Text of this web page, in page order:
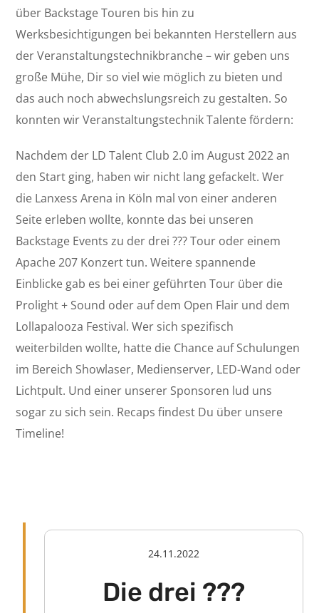
über Backstage Touren bis hin zu
Werksbesichtigungen bei bekannten Herstellern aus
der Veranstaltungstechnikbranche – wir geben uns
große Mühe, Dir so viel wie möglich zu bieten und
das auch noch abwechslungsreich zu gestalten. So
konnten wir Veranstaltungstechnik Talente fördern:
Nachdem der LD Talent Club 2.0 im August 2022 an
den Start ging, haben wir nicht lang gefackelt. Wer
die Lanxess Arena in Köln mal von einer anderen
Seite erleben wollte, konnte das bei unseren
Backstage Events zu der drei ??? Tour oder einem
Apache 207 Konzert tun. Weitere spannende
Einblicke gab es bei einer geführten Tour über die
Prolight + Sound oder auf dem Open Flair und dem
Lollapalooza Festival. Wer sich spezifisch
weiterbilden wollte, hatte die Chance auf Schulungen
im Bereich Showlaser, Medienserver, LED-Wand oder
Lichtpult. Und einer unserer Sponsoren lud uns
sogar zu sich sein. Recaps findest Du über unsere
Timeline!
24.11.2022
Die drei ???